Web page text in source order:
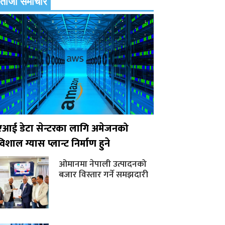
डेटा सेन्टरका लागि अमेजनको
ग्यास प्लान्ट निर्माण हुने
ओमानमा नेपाली उत्पादनको
बजार विस्तार गर्ने समझदारी